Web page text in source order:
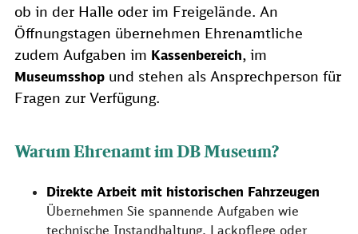
ob in der Halle oder im Freigelände. An
Öffnungstagen übernehmen Ehrenamtliche
zudem Aufgaben im Kassenbereich, im
Museumsshop und stehen als Ansprechperson für
Fragen zur Verfügung.
Warum Ehrenamt im DB Museum?
Direkte Arbeit mit historischen Fahrzeugen
Übernehmen Sie spannende Aufgaben wie
technische Instandhaltung, Lackpflege oder